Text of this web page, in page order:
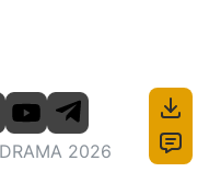
2026